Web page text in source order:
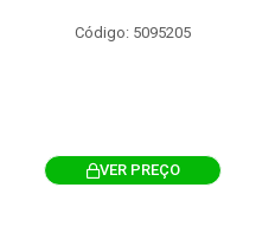
Código: 5095205
VER PREÇO